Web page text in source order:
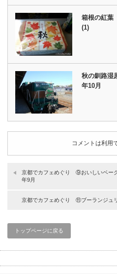
箱根の紅
(1)
秋の釧路
年10月
コメントは利用
京都でカフェめぐり ⑨おいしいベ
年9月
京都でカフェめぐり ⑪ブーランジ
トップページに戻る